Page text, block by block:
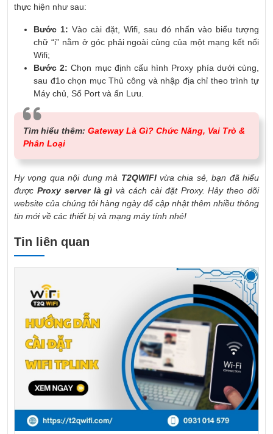
thực hiện như sau:
Bước 1: Vào cài đặt, Wifi, sau đó nhấn vào biểu tượng
chữ “i” nằm ở góc phải ngoài cùng của một mạng kết nối
Wifi;
Bước 2:Chọn mục định cấu hình Proxy phía dưới cùng,
sau đ1o chọn mục Thủ công và nhập địa chỉ theo trình tự
Máy chủ, Số Port và ấn Lưu.
Tìm hiểu thêm: Gateway Là Gì? Chức Năng, Vai Trò &
Phân Loại
Hy vọng qua nội dung mà T2QWIFIvừa chia sẻ, bạn đã hiểu
được Proxy server là gì và cách cài đặt Proxy. Hảy theo dõi
website của chúng tôi hàng ngày để cập nhật thêm nhiều thông
tin mới về các thiết bị và mạng máy tính nhé!
Tin liên quan